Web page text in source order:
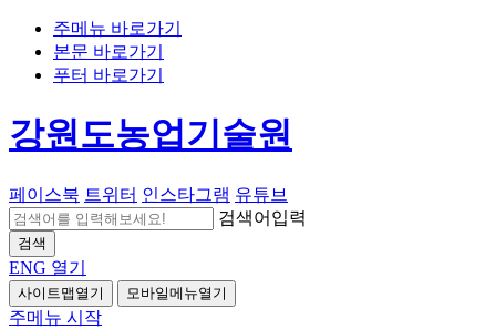
주메뉴 바로가기
본문 바로가기
푸터 바로가기
강원도농업기술원
페이스북 트위터 인스타그램 유튜브
검색어입력
검색
ENG 열기
사이트맵열기 모바일메뉴열기
주메뉴 시작